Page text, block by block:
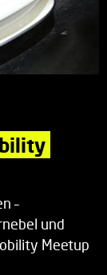
–
und
Meetup